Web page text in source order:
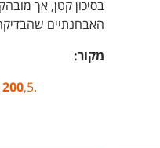
בסיכון קטן, אך
האבחנתיים
מקור:
200,5.